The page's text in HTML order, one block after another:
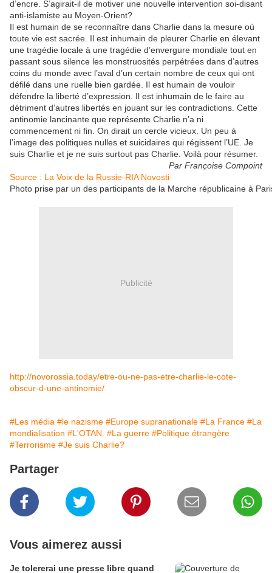
d’encre. S’agirait-il de motiver une nouvelle intervention soi-disant
anti-islamiste au Moyen-Orient?
Il est humain de se reconnaître dans Charlie dans la mesure où
toute vie est sacrée. Il est inhumain de pleurer Charlie en élevant
une tragédie locale à une tragédie d’envergure mondiale tout en
passant sous silence les monstruosités perpétrées dans d’autres
coins du monde avec l’aval d’un certain nombre de ceux qui ont
défilé dans une ruelle bien gardée. Il est humain de vouloir
défendre la liberté d’expression. Il est inhumain de le faire au
détriment d’autres libertés en jouant sur les contradictions. Cette
antinomie lancinante que représente Charlie n’a ni
commencement ni fin. On dirait un cercle vicieux. Un peu à
l’image des politiques nulles et suicidaires qui régissent l’UE. Je
suis Charlie et je ne suis surtout pas Charlie. Voilà pour résumer.
Par Françoise Compoint
Source : La Voix de la Russie-RIA Novosti
Photo prise par un des participants de la Marche républicaine à
Publicité
http://novorossia.today/etre-ou-ne-pas-etre-charlie-le-cote-
obscur-d-une-antinomie/
#Les média #le nazisme #Europe supranationale #La France #La
mondialisation #L'OTAN. #La guerre #Politique étrangère
#Terrorisme #Je suis Charlie?
Partager
Vous aimerez aussi
Je tolererai une presse libre quand